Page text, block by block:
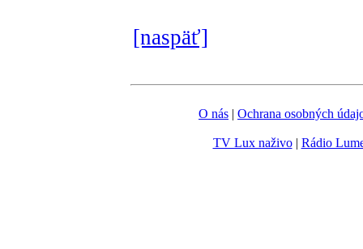
[naspäť]
O nás | Ochrana osobných
TV Lux naživo| Rádio